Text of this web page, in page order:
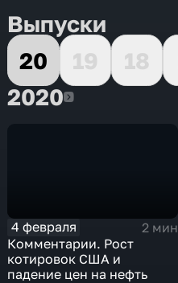
Выпуски
20
19 18
20202020
4 февраля
2 мин
Комментарии. Рост
котировок США и
падение цен на нефть